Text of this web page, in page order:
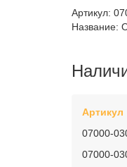
Артикул:
Название:
Артикул
07000-
07000-